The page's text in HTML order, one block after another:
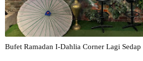
Bufet Ramadan I-Dahlia Corner Lagi